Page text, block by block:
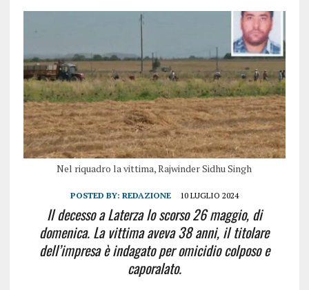
Nel riquadro la vittima, Rajwinder Sidhu Singh
POSTED BY: REDAZIONE 10 LUGLIO 2024
Il decesso a Laterza lo scorso 26 maggio, di
domenica. La vittima aveva 38 anni, il titolare
dell’impresa è indagato per omicidio colposo e
caporalato.